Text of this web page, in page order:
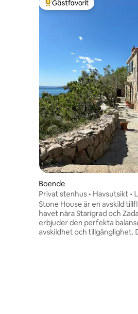
Populär gästfavorit
Gästfavorit
Boende
Privat stenhus • Havsutsikt •
vistelse
Stone House är en avskild
havet nära Starigrad och
erbjuder den perfekta
avskildhet och tillgänglighet. Detta
promenad nerför backen